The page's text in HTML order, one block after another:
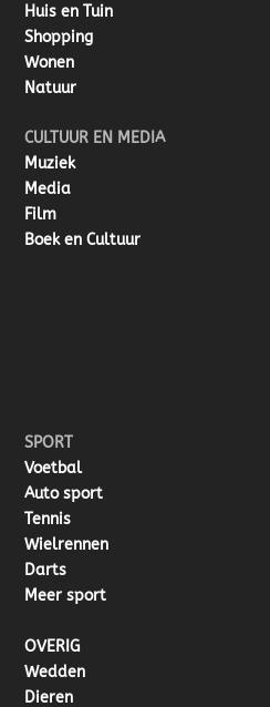
Huis en Tuin
Shopping
Wonen
Natuur
CULTUUR EN MEDIA
Muziek
Media
Film
Boek en Cultuur
SPORT
Voetbal
Auto sport
Tennis
Wielrennen
Darts
Meer sport
OVERIG
Wedden
Dieren